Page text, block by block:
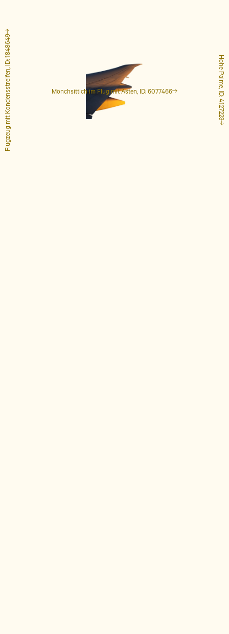
Mönchsittich im Flug mit Ästen, ID: 6077466 Hohe Palme, ID: 4127223
Flugzeug mit Kondensstreifen, ID: 1848649